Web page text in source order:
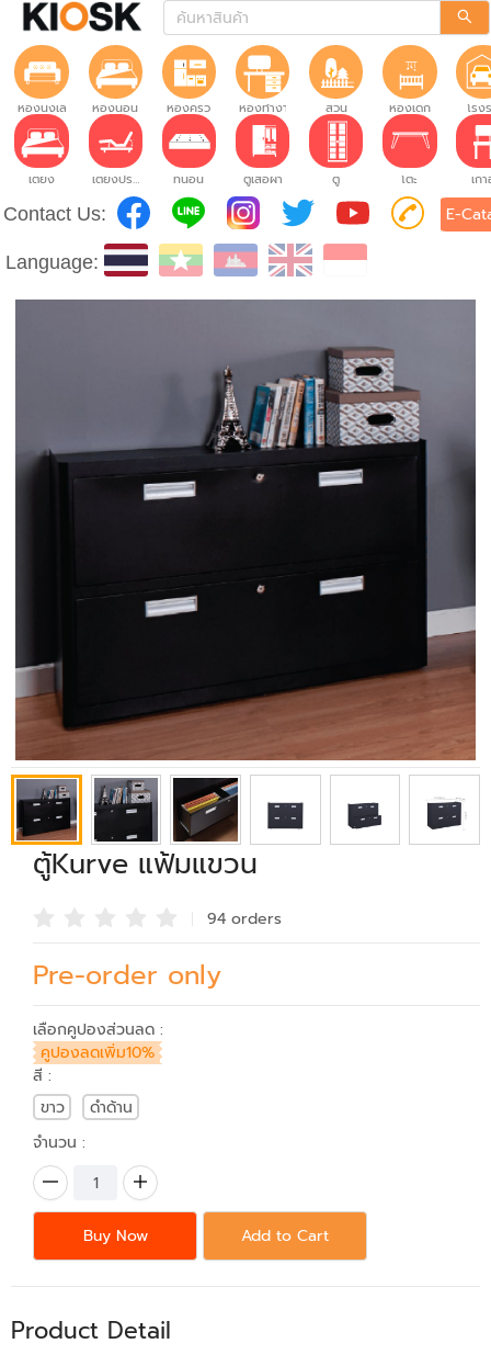
ห้องนั่งเล่น ห้องนอน ห้องครัว ห้องทำงาน สวน ห้องเด็ก โรง
เตียง เตียงปรับระดับ ที่นอน ตู้เสื้อผ้า ตู้ โต๊ะ เก้
Contact Us: E-
Language:
ตู้Kurve แฟ้มแขวน
94 orders
Pre-order only
เลือกคูปองส่วนลด :
คูปองลดเพิ่ม10%
สี :
ขาว
ดำด้าน
จำนวน :
Buy Now Add to Cart
Product Detail